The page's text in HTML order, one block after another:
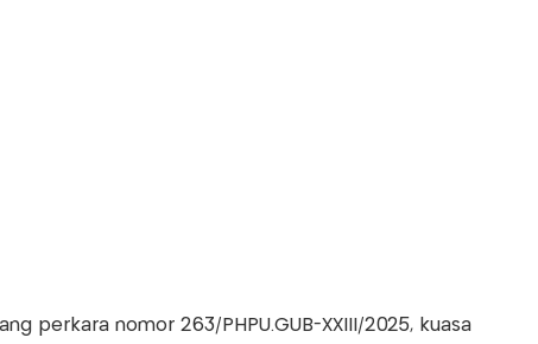
perkara nomor 263/PHPU.GUB-XXIII/2025, kuasa